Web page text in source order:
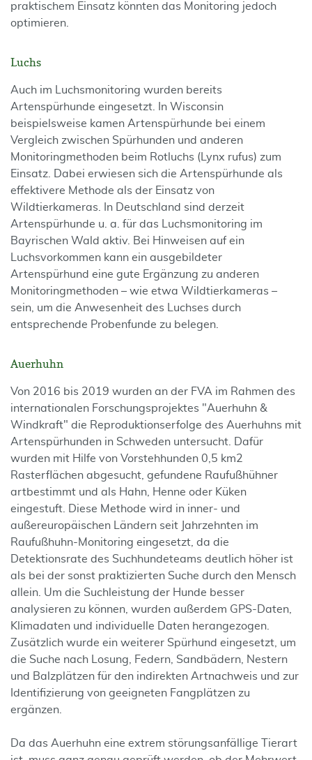
praktischem Einsatz könnten das Monitoring jedoch
optimieren.
Luchs
Auch im Luchsmonitoring wurden bereits
Artenspürhunde eingesetzt. In Wisconsin
beispielsweise kamen Artenspürhunde bei einem
Vergleich zwischen Spürhunden und anderen
Monitoringmethoden beim Rotluchs (Lynx rufus) zum
Einsatz. Dabei erwiesen sich die Artenspürhunde als
effektivere Methode als der Einsatz von
Wildtierkameras. In Deutschland sind derzeit
Artenspürhunde u. a. für das Luchsmonitoring im
Bayrischen Wald aktiv. Bei Hinweisen auf ein
Luchsvorkommen kann ein ausgebildeter
Artenspürhund eine gute Ergänzung zu anderen
Monitoringmethoden – wie etwa Wildtierkameras –
sein, um die Anwesenheit des Luchses durch
entsprechende Probenfunde zu belegen.
Auerhuhn
Von 2016 bis 2019 wurden an der FVA im Rahmen des
internationalen Forschungsprojektes "Auerhuhn &
Windkraft" die Reproduktionserfolge des Auerhuhns mit
Artenspürhunden in Schweden untersucht. Dafür
wurden mit Hilfe von Vorstehhunden 0,5 km2
Rasterflächen abgesucht, gefundene Raufußhühner
artbestimmt und als Hahn, Henne oder Küken
eingestuft. Diese Methode wird in inner- und
außereuropäischen Ländern seit Jahrzehnten im
Raufußhuhn-Monitoring eingesetzt, da die
Detektionsrate des Suchhundeteams deutlich höher ist
als bei der sonst praktizierten Suche durch den Mensch
allein. Um die Suchleistung der Hunde besser
analysieren zu können, wurden außerdem GPS-Daten,
Klimadaten und individuelle Daten herangezogen.
Zusätzlich wurde ein weiterer Spürhund eingesetzt, um
die Suche nach Losung, Federn, Sandbädern, Nestern
und Balzplätzen für den indirekten Artnachweis und zur
Identifizierung von geeigneten Fangplätzen zu
ergänzen.
Da das Auerhuhn eine extrem störungsanfällige Tierart